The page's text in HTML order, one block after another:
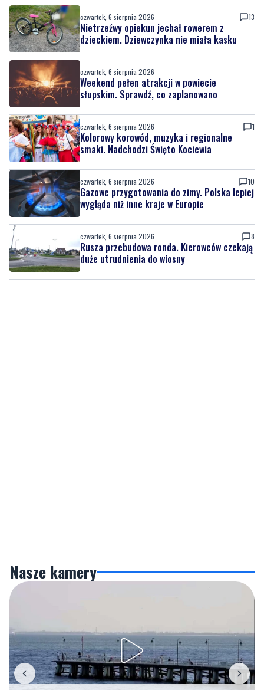
czwartek, 6 sierpnia 2026 13
Nietrzeźwy opiekun jechał rowerem z
dzieckiem. Dziewczynka nie miała kasku
czwartek, 6 sierpnia 2026
Weekend pełen atrakcji w powiecie
słupskim. Sprawdź, co zaplanowano
czwartek, 6 sierpnia 2026 1
Kolorowy korowód, muzyka i regionalne
smaki. Nadchodzi Święto Kociewia
czwartek, 6 sierpnia 2026 10
Gazowe przygotowania do zimy. Polska lepiej
wygląda niż inne kraje w Europie
czwartek, 6 sierpnia 2026 8
Rusza przebudowa ronda. Kierowców czekają
duże utrudnienia do wiosny
Nasze kamery